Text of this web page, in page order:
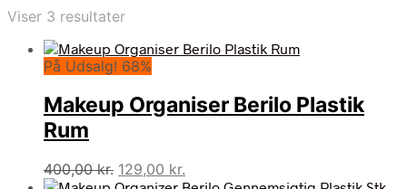
Viser 3 resultater
På Udsalg! 68%
Makeup Organiser Berilo Plastik
Rum
400,00kr. Den
129,00 kr.